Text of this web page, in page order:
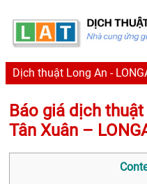
Dịch thuật Long An -
Báo giá dịch
Tân Xuân –